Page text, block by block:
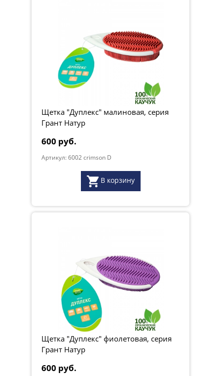
Щетка "Дуплекс" малиновая, серия
Грант Натур
600 руб.
Артикул: 6002 crimson D
В корзину
Щетка "Дуплекс" фиолетовая, серия
Грант Натур
600 руб.